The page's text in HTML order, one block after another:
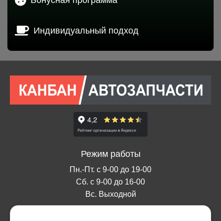
Индивидуальный подход
Режим работы
Пн.-Пт. с 9-00 до 19-00
Сб. с 9-00 до 16-00
Вс. Выходной